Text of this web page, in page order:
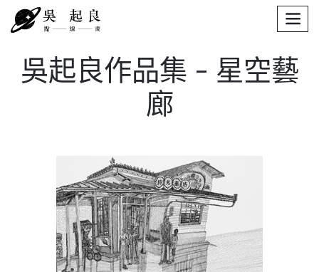
吳起良作品集 - 星空藝
廊